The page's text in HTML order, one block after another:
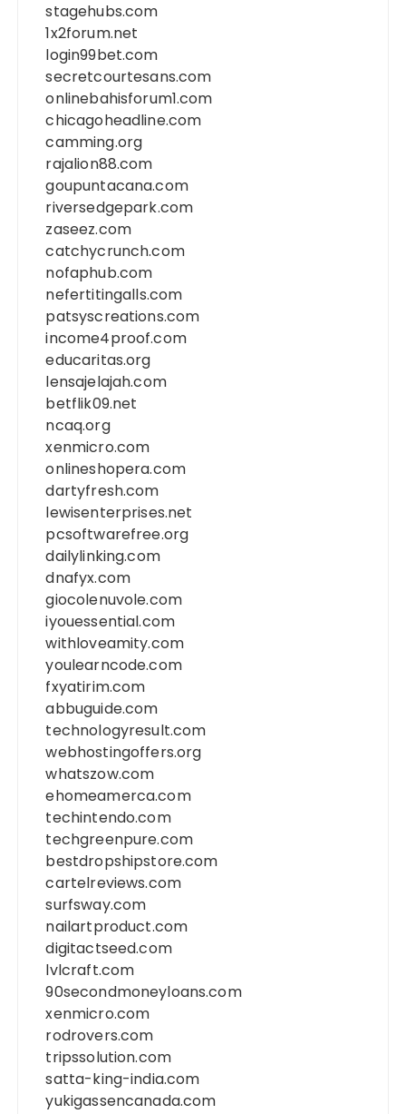
stagehubs.com
1x2forum.net
login99bet.com
secretcourtesans.com
onlinebahisforum1.com
chicagoheadline.com
camming.org
rajalion88.com
goupuntacana.com
riversedgepark.com
zaseez.com
catchycrunch.com
nofaphub.com
nefertitingalls.com
patsyscreations.com
income4proof.com
educaritas.org
lensajelajah.com
betflik09.net
ncaq.org
xenmicro.com
onlineshopera.com
dartyfresh.com
lewisenterprises.net
pcsoftwarefree.org
dailylinking.com
dnafyx.com
giocolenuvole.com
iyouessential.com
withloveamity.com
youlearncode.com
fxyatirim.com
abbuguide.com
technologyresult.com
webhostingoffers.org
whatszow.com
ehomeamerca.com
techintendo.com
techgreenpure.com
bestdropshipstore.com
cartelreviews.com
surfsway.com
nailartproduct.com
digitactseed.com
lvlcraft.com
90secondmoneyloans.com
xenmicro.com
rodrovers.com
tripssolution.com
satta-king-india.com
yukigassencanada.com